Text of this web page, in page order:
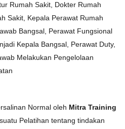
Rumah Sakit, Dokter Rumah
Sakit, Kepala Perawat Rumah
Bangsal, Perawat Fungsional
Kepala Bangsal, Perawat Duty,
Melakukan Pengelolaan
Normal oleh Mitra Training
Pelatihan tentang tindakan